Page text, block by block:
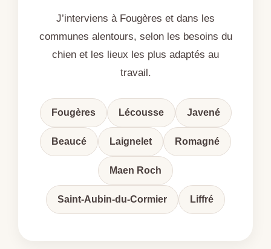
J’interviens à Fougères et dans les
communes alentours, selon les besoins du
chien et les lieux les plus adaptés au
travail.
Fougères Lécousse Javené
Beaucé Laignelet Romagné
Maen Roch
Saint-Aubin-du-Cormier Liffré